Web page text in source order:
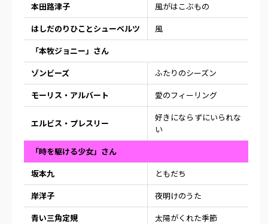
本田路津子
風がはこぶもの
はしだのりひことシューベルツ
風
「本牧ジョニー」さん
ゾンビーズ
ふたりのシーズン
モーリス・アルバート
愛のフィーリング
エルビス・プレスリー
好きにならずにいられな
い
「時を駆ける少女」さん
坂本九
ともだち
岸洋子
夜明けのうた
青い三角定規
太陽がくれた季節